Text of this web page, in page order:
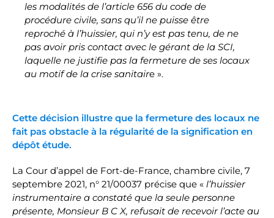
les modalités de l’article 656 du code de
procédure civile, sans qu’il ne puisse être
reproché à l’huissier, qui n’y est pas tenu, de ne
pas avoir pris contact avec le gérant de la SCI,
laquelle ne justifie pas la fermeture de ses locaux
au motif de la crise sanitaire ».
Cette décision illustre que la fermeture des locaux ne
fait pas obstacle à la régularité de la signification en
dépôt étude.
La Cour d’appel de Fort-de-France, chambre civile, 7
septembre 2021, n° 21/00037 précise que « l’huissier
instrumentaire a constaté que la seule personne
présente, Monsieur B C X, refusait de recevoir l’acte au